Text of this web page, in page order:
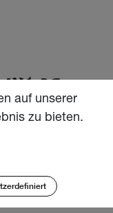
das in der
auf unserer
zu bieten.